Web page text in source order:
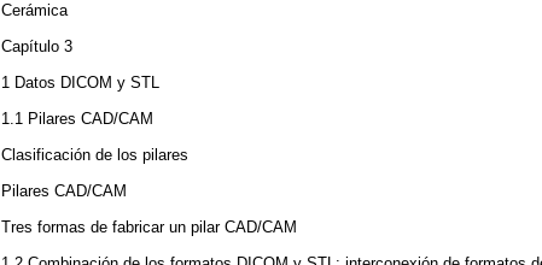
Cerámica
Capítulo 3
1 Datos DICOM y STL
1.1 Pilares CAD/CAM
Clasificación de los pilares
Pilares CAD/CAM
Tres formas de fabricar un pilar CAD/CAM